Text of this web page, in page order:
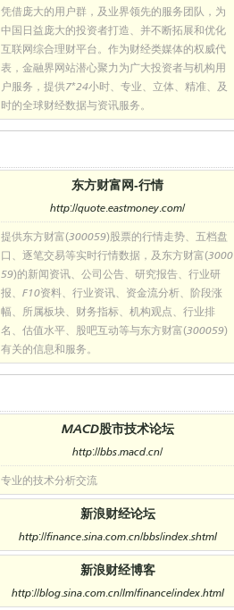
凭借庞大的用户群，及业界领先的服务团队，为
中国日益庞大的投资者打造、并不断拓展和优化
互联网综合理财平台。作为财经类媒体的权威代
表，金融界网站潜心聚力为广大投资者与机构用
户服务，提供7*24小时、专业、立体、精准、及
时的全球财经数据与资讯服务。
东方财富网-行情
http://quote.eastmoney.com/
提供东方财富(300059)股票的行情走势、五档盘
口、逐笔交易等实时行情数据，及东方财富(3000
59)的新闻资讯、公司公告、研究报告、行业研
报、F10资料、行业资讯、资金流分析、阶段涨
幅、所属板块、财务指标、机构观点、行业排
名、估值水平、股吧互动等与东方财富(300059)
有关的信息和服务。
MACD股市技术论坛
http://bbs.macd.cn/
专业的技术分析交流
新浪财经论坛
http://finance.sina.com.cn/bbs/index.shtml
新浪财经博客
http://blog.sina.com.cn/lm/finance/index.html